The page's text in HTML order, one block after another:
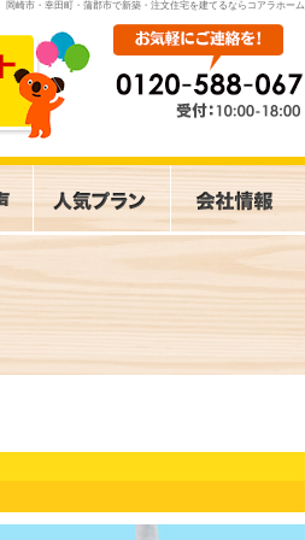
岡崎市・幸田町・蒲郡市で新築・注文住宅を建てるならコアラホーム